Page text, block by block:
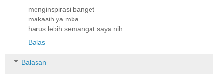
menginspirasi banget
makasih ya mba
harus lebih semangat saya nih
Balas
Balasan